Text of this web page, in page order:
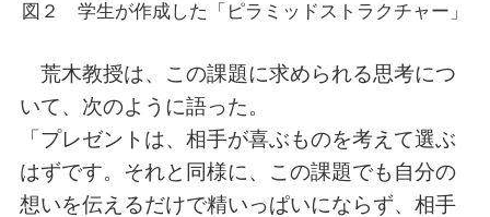
図２ 学生が作成した「ピラミッドストラクチャー」
荒木教授は、この課題に求められる思考につ
いて、次のように語った。
「プレゼントは、相手が喜ぶものを考えて選ぶ
はずです。それと同様に、この課題でも自分の
想いを伝えるだけで精いっぱいにならず、相手